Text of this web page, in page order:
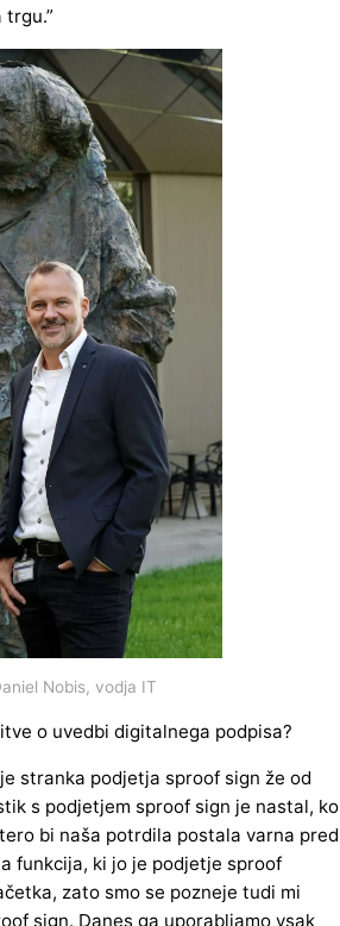
Nobis, vodja IT
o uvedbi digitalnega podpisa?
je stranka podjetja sproof sign že od
s podjetjem sproof sign je nastal, ko
bi naša potrdila postala varna pred
funkcija, ki jo je podjetje sproof
zato smo se pozneje tudi mi
sign. Danes ga uporabljamo vsak